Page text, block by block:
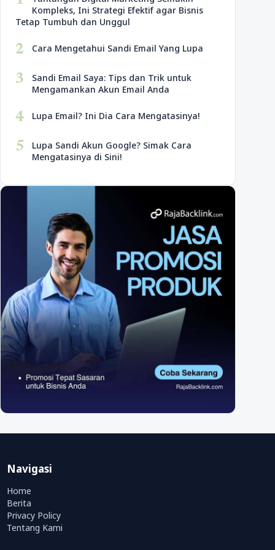
Kompleks, Ini Strategi Efektif agar Bisnis
Tetap Tumbuh dan Unggul
2 Cara Mengetahui Sandi Email Yang Lupa
3
Sandi Email Saya: Tips dan Trik untuk
Mengamankan Akun Email Anda
4 Lupa Email? Ini Dia Cara Mengatasinya!
5
Lupa Sandi Akun Google? Simak Cara
Mengatasinya di Sini!
Navigasi
Home
Berita
Privacy Policy
Tentang Kami